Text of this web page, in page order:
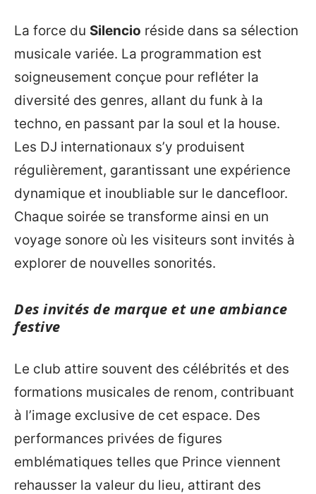
La force du Silencio réside dans sa sélection
musicale variée. La programmation est
soigneusement conçue pour refléter la
diversité des genres, allant du funk à la
techno, en passant par la soul et la house.
Les DJ internationaux s’y produisent
régulièrement, garantissant une expérience
dynamique et inoubliable sur le dancefloor.
Chaque soirée se transforme ainsi en un
voyage sonore où les visiteurs sont invités à
explorer de nouvelles sonorités.
Des invités de marque et une ambiance
festive
Le club attire souvent des célébrités et des
formations musicales de renom, contribuant
à l’image exclusive de cet espace. Des
performances privées de figures
emblématiques telles que Prince viennent
rehausser la valeur du lieu, attirant des